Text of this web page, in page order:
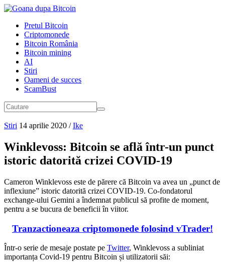
Pretul Bitcoin
Criptomonede
Bitcoin România
Bitcoin mining
AI
Stiri
Oameni de succes
ScamBust
Stiri 14 aprilie 2020 / Ike
Winklevoss: Bitcoin se află într-un punct
istoric datorită crizei COVID-19
Cameron Winklevoss este de părere că Bitcoin va avea un „punct de
inflexiune” istoric datorită crizei COVID-19. Co-fondatorul
exchange-ului Gemini a îndemnat publicul să profite de moment,
pentru a se bucura de beneficii în viitor.
Tranzactioneaza criptomonede folosind vTrader!
Într-o serie de mesaje postate pe Twitter, Winklevoss a subliniat
importanța Covid-19 pentru Bitcoin și utilizatorii săi: